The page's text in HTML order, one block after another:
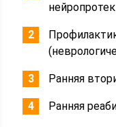
Ранняя
Ранняя